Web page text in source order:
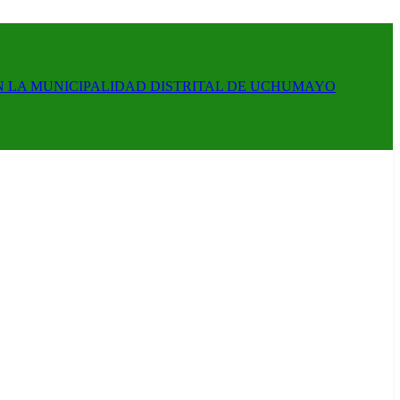
LA MUNICIPALIDAD DISTRITAL DE UCHUMAYO